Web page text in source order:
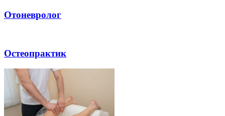
Отоневролог
Остеопрактик